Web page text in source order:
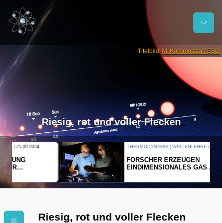
Titelbild: M. Kornmesser / ESO
Riesig, rot und voller Flecken
THERMODYNAMIK | WELLENLEHRE | 23.09.2024
FORSCHER ERZEUGEN
EINDIMENSIONALES GAS AUS LICHT
Riesig, rot und voller Flecken